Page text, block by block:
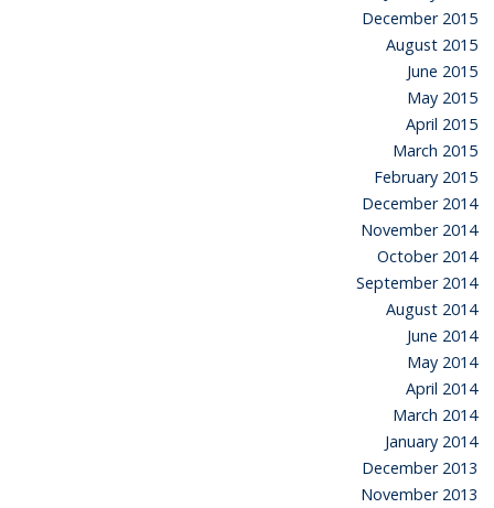
December 2015
August 2015
June 2015
May 2015
April 2015
March 2015
February 2015
December 2014
November 2014
October 2014
September 2014
August 2014
June 2014
May 2014
April 2014
March 2014
January 2014
December 2013
November 2013